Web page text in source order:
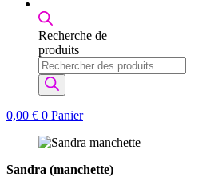
Recherche de
produits
0,00 € 0 Panier
Sandra (manchette)